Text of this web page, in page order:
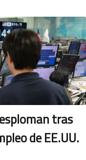
tras
de EE.UU.